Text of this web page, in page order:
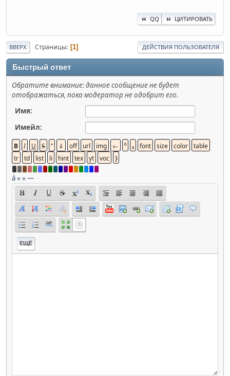
QQ ЦИТИРОВАТЬ
ВВЕРХ Страницы 1 ДЕЙСТВИЯ ПОЛЬЗОВАТЕЛЯ
Быстрый ответ
Обратите внимание: данное сообщение не будет
отображаться, пока модератор не одобрит его.
Имя:
Имейл:
á« »—
ЕЩЁ